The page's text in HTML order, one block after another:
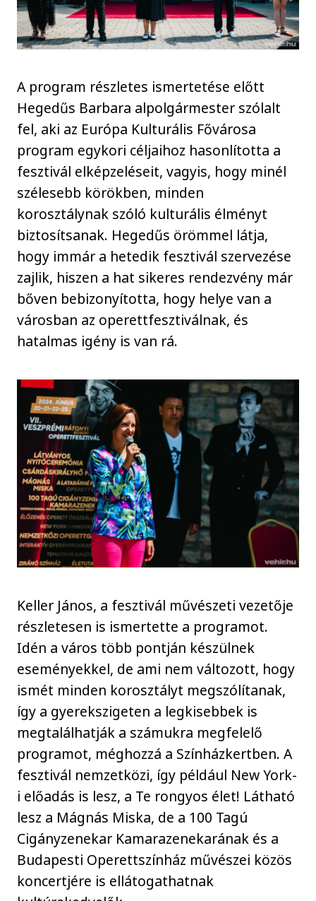
A program részletes ismertetése előtt
Hegedűs Barbara alpolgármester szólalt
fel, aki az Európa Kulturális Fővárosa
program egykori céljaihoz hasonlította a
fesztivál elképzeléseit, vagyis, hogy minél
szélesebb körökben, minden
korosztálynak szóló kulturális élményt
biztosítsanak. Hegedűs örömmel látja,
hogy immár a hetedik fesztivál szervezése
zajlik, hiszen a hat sikeres rendezvény már
bőven bebizonyította, hogy helye van a
városban az operettfesztiválnak, és
hatalmas igény is van rá.
Keller János, a fesztivál művészeti vezetője
részletesen is ismertette a programot.
Idén a város több pontján készülnek
eseményekkel, de ami nem változott, hogy
ismét minden korosztályt megszólítanak,
így a gyerekszigeten a legkisebbek is
megtalálhatják a számukra megfelelő
programot, méghozzá a Színházkertben. A
fesztivál nemzetközi, így például New York-
i előadás is lesz, a Te rongyos élet! Látható
lesz a Mágnás Miska, de a 100 Tagú
Cigányzenekar Kamarazenekarának és a
Budapesti Operettszínház művészei közös
koncertjére is ellátogathatnak